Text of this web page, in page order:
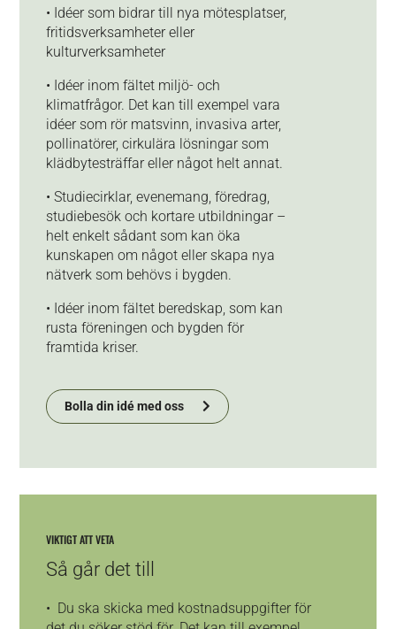
• Idéer som bidrar till nya mötesplatser,
fritidsverksamheter eller
kulturverksamheter
• Idéer inom fältet miljö- och
klimatfrågor. Det kan till exempel vara
idéer som rör matsvinn, invasiva arter,
pollinatörer, cirkulära lösningar som
klädbytesträffar eller något helt annat.
• Studiecirklar, evenemang, föredrag,
studiebesök och kortare utbildningar –
helt enkelt sådant som kan öka
kunskapen om något eller skapa nya
nätverk som behövs i bygden.
• Idéer inom fältet beredskap, som kan
rusta föreningen och bygden för
framtida kriser.
Bolla din idé med oss
VIKTIGT ATT VETA
Så går det till
• Du ska skicka med kostnadsuppgifter för